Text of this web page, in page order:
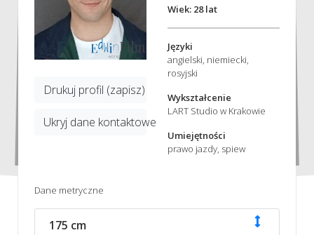
Drukuj profil (zapisz)
Ukryj dane kontaktowe
Wiek: 28 lat
Języki
angielski, niemiecki,
rosyjski
Wykształcenie
LART Studio w Krakowie
Umiejętności
prawo jazdy, spiew
Dane metryczne
175 cm